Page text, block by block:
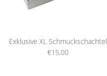
Exklusive XL Schmuckschachtel
€15,00